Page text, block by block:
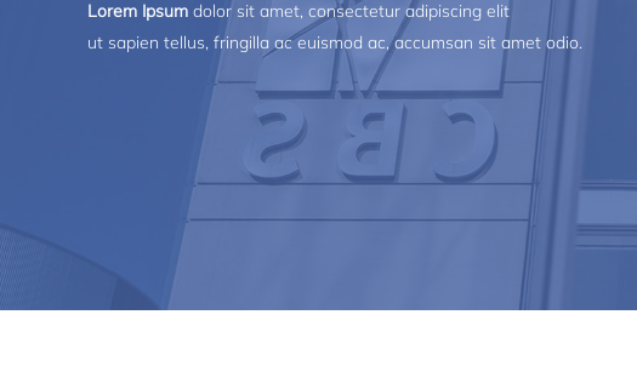
Lorem Ipsum dolor sit amet, consectetur adipiscing elit
ut sapien tellus, fringilla ac euismod ac, accumsan sit amet odio.